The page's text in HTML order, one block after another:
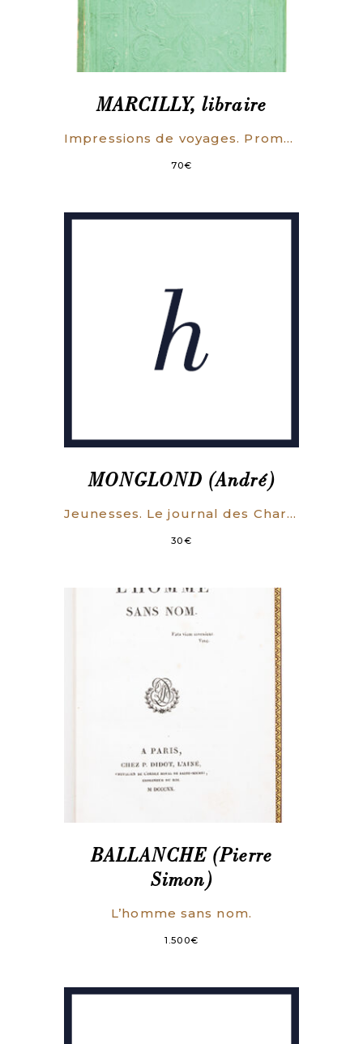
MARCILLY, libraire
Impressions de voyages. Promenades Pittoresques en France. L’Abbaye de Jumièges. Le château de Joyeuse-Garde. La tour de Lorient.
70€
MONGLOND (André)
Jeunesses. Le journal des Charmettes. Les amours de Carbonnières. Le mariage de Senancour.
30€
BALLANCHE (Pierre
Simon)
L’homme sans nom.
1.500€